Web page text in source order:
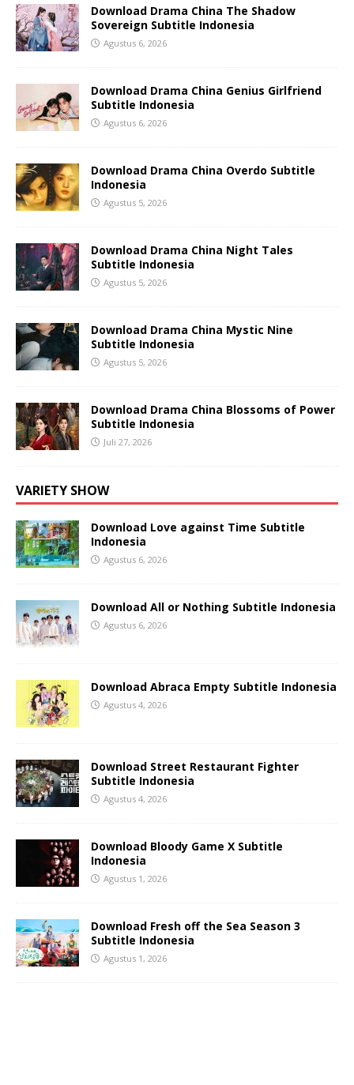
Download Drama China The Shadow
Sovereign Subtitle Indonesia
Agustus 6, 2026
Download Drama China Genius Girlfriend
Subtitle Indonesia
Agustus 6, 2026
Download Drama China Overdo Subtitle
Indonesia
Agustus 5, 2026
Download Drama China Night Tales
Subtitle Indonesia
Agustus 5, 2026
Download Drama China Mystic Nine
Subtitle Indonesia
Agustus 5, 2026
Download Drama China Blossoms of Power
Subtitle Indonesia
Juli 27, 2026
VARIETY SHOW
Download Love against Time Subtitle
Indonesia
Agustus 6, 2026
Download All or Nothing Subtitle Indonesia
Agustus 6, 2026
Download Abraca Empty Subtitle Indonesia
Agustus 4, 2026
Download Street Restaurant Fighter
Subtitle Indonesia
Agustus 4, 2026
Download Bloody Game X Subtitle
Indonesia
Agustus 1, 2026
Download Fresh off the Sea Season 3
Subtitle Indonesia
Agustus 1, 2026